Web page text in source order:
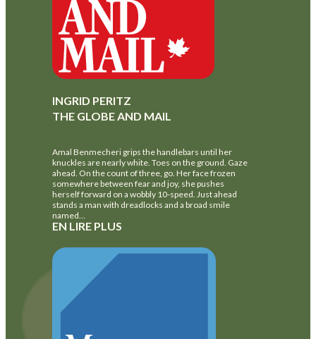
INGRID PERITZ
THE GLOBE AND MAIL
Amal Benmecheri grips the handlebars until her
knuckles are nearly white. Toes on the ground. Gaze
ahead. On the count of three, go. Her face frozen
somewhere between fear and joy, she pushes
herself forward on a wobbly 10-speed. Just ahead
stands a man with dreadlocks and a broad smile
named…
EN LIRE PLUS